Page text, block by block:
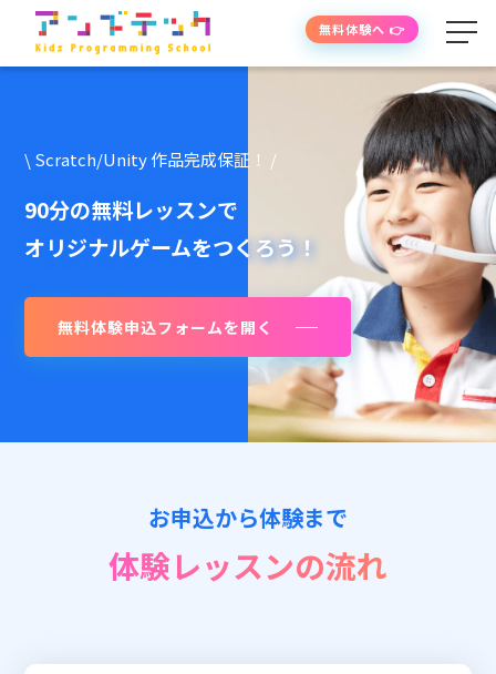
授業の流れ
先生紹介
授業時間・料金
📖 資料請求
👉 無料体験お申込
無料体験へ 👉
\ Scratch/Unity 作品完成保証！ /
90分の無料レッスンで
オリジナルゲームをつくろう！
無料体験申込フォームを開く
お申込から体験まで
体験レッスンの流れ